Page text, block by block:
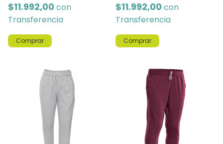
$11.992,00 con
Transferencia
Comprar
$11.992,00 con
Transferencia
Comprar